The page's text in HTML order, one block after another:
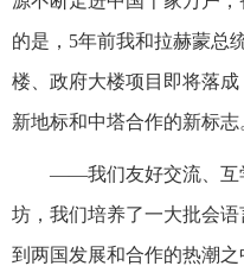
的是，5年前我和拉赫蒙总
楼、政府大楼项目即将落
新地标和中塔合作的新标志
——我们友好交流、互
坊，我们培养了一大批会
到两国发展和合作的热潮